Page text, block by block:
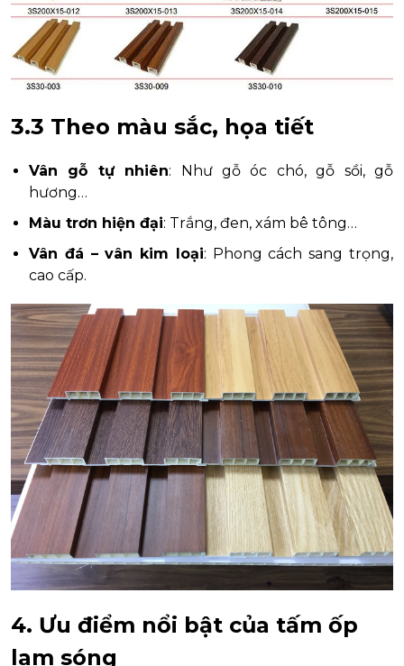
3.3 Theo màu sắc, họa tiết
Vân gỗ tự nhiên: Như gỗ óc chó, gỗ sồi, gỗ
hương…
Màu trơn hiện đại: Trắng, đen, xám bê tông…
Vân đá – vân kim loại: Phong cách sang trọng,
cao cấp.
4. Ưu điểm nổi bật của tấm ốp
lam sóng